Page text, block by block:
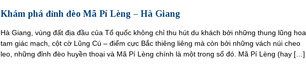
Khám phá đỉnh đèo Mã Pí Lèng – Hà Giang
Hà Giang, vùng đất địa đầu của Tổ quốc không chỉ thu hút du khách bởi những thung lũng hoa
tam giác mạch, cột cờ Lũng Cú – điểm cực Bắc thiêng liêng mà còn bởi những vách núi cheo
leo, những đỉnh đèo huyền thoại và Mã Pí Lèng chính là một trong số đó. Mã Pí Lèng (hay […]